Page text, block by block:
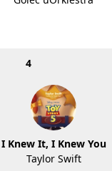
4
I Knew It, I Knew You
Taylor Swift